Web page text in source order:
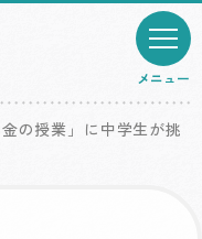
メニュー
金の授業」に中学生が挑